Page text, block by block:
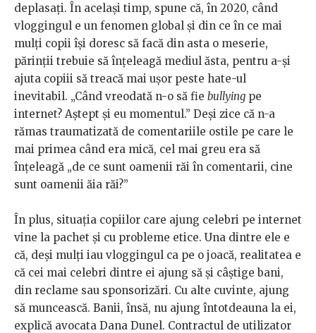
deplasați. În același timp, spune că, în 2020, când
vloggingul e un fenomen global și din ce în ce mai
mulți copii își doresc să facă din asta o meserie,
părinții trebuie să înțeleagă mediul ăsta, pentru a-și
ajuta copiii să treacă mai ușor peste hate-ul
inevitabil. „Când vreodată n-o să fie bullying pe
internet? Aștept și eu momentul.” Deși zice că n-a
rămas traumatizată de comentariile ostile pe care le
mai primea când era mică, cel mai greu era să
înțeleagă „de ce sunt oamenii răi în comentarii, cine
sunt oamenii ăia răi?”
În plus, situația copiilor care ajung celebri pe internet
vine la pachet și cu probleme etice. Una dintre ele e
că, deși mulți iau vloggingul ca pe o joacă, realitatea e
că cei mai celebri dintre ei ajung să și câștige bani,
din reclame sau sponsorizări. Cu alte cuvinte, ajung
să muncească. Banii, însă, nu ajung întotdeauna la ei,
explică avocata Dana Dunel. Contractul de utilizator